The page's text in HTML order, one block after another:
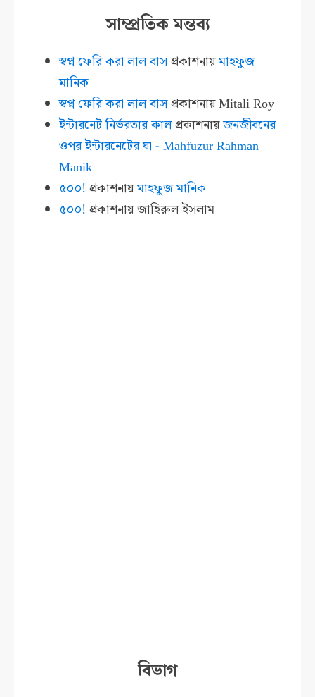
সাম্প্রতিক মন্তব্য
স্বপ্ন ফেরি করা লাল বাসপ্রকাশনায়মাহফুজ
মানিক
স্বপ্ন ফেরি করা লাল বাসপ্রকাশনায়Mitali Roy
ইন্টারনেট নির্ভরতার কালপ্রকাশনায়জনজীবনের
ওপর ইন্টারনেটের ঘা - Mahfuzur Rahman
Manik
৫০০! প্রকাশনায়মাহফুজ মানিক
৫০০! প্রকাশনায়জাহিরুল ইসলাম
বিভাগ